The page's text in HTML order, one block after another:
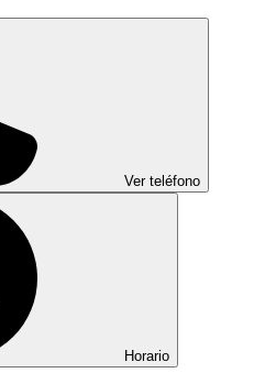
Ver teléfono
Horario